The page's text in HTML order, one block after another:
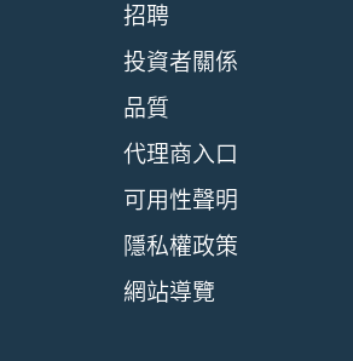
招聘
投資者關係
品質
代理商入口
可用性聲明
隱私權政策
網站導覽